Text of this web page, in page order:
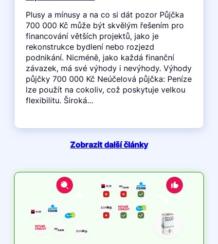
Plusy a mínusy a na co si dát pozor Půjčka
700 000 Kč může být skvělým řešením pro
financování větších projektů, jako je
rekonstrukce bydlení nebo rozjezd
podnikání. Nicméně, jako každá finanční
závazek, má své výhody i nevýhody. Výhody
půjčky 700 000 Kč Neúčelová půjčka: Peníze
lze použít na cokoliv, což poskytuje velkou
flexibilitu. Široká…
Zobrazit další články